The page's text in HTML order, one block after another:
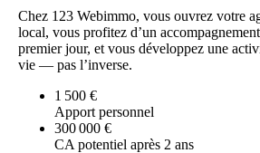
Chez 123 Webimmo, vous ouvrez votre
local, vous profitez d’un
premier jour, et vous développez une
vie — pas l’inverse.
1 500 €
Apport personnel
300 000 €
CA potentiel après 2 ans